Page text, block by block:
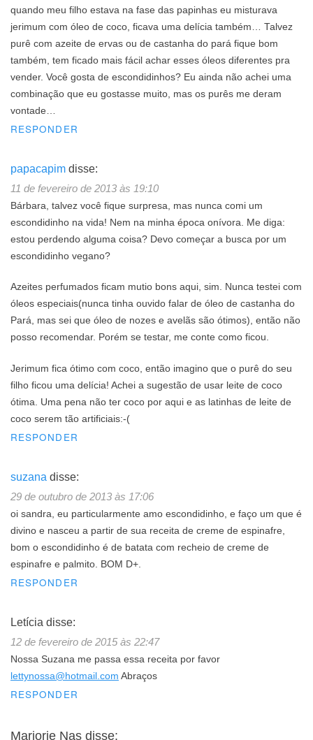
quando meu filho estava na fase das papinhas eu misturava
jerimum com óleo de coco, ficava uma delícia também… Talvez
purê com azeite de ervas ou de castanha do pará fique bom
também, tem ficado mais fácil achar esses óleos diferentes pra
vender. Você gosta de escondidinhos? Eu ainda não achei uma
combinação que eu gostasse muito, mas os purês me deram
vontade…
RESPONDER
papacapim disse:
11 de fevereiro de 2013 às 19:10
Bárbara, talvez você fique surpresa, mas nunca comi um
escondidinho na vida! Nem na minha época onívora. Me diga:
estou perdendo alguma coisa? Devo começar a busca por um
escondidinho vegano?
Azeites perfumados ficam mutio bons aqui, sim. Nunca testei com
óleos especiais(nunca tinha ouvido falar de óleo de castanha do
Pará, mas sei que óleo de nozes e avelãs são ótimos), então não
posso recomendar. Porém se testar, me conte como ficou.
Jerimum fica ótimo com coco, então imagino que o purê do seu
filho ficou uma delícia! Achei a sugestão de usar leite de coco
ótima. Uma pena não ter coco por aqui e as latinhas de leite de
coco serem tão artificiais:-(
RESPONDER
suzana disse:
29 de outubro de 2013 às 17:06
oi sandra, eu particularmente amo escondidinho, e faço um que é
divino e nasceu a partir de sua receita de creme de espinafre,
bom o escondidinho é de batata com recheio de creme de
espinafre e palmito. BOM D+.
RESPONDER
Letícia disse:
12 de fevereiro de 2015 às 22:47
Nossa Suzana me passa essa receita por favor
lettynossa@hotmail.com Abraços
RESPONDER
Marjorie Nas disse: